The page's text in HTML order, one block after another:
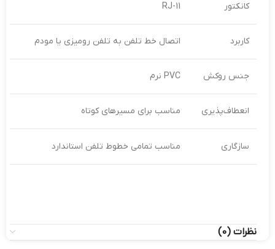
کانکتور RJ-11
کاربرد اتصال خط تلفن به تلفن رومیزی یا مودم
جنس روکش PVC نرم
انعطاف‌پذیری مناسب برای مسیرهای کوتاه
سازگاری مناسب تمامی خطوط تلفن استاندارد
نظرات (0)